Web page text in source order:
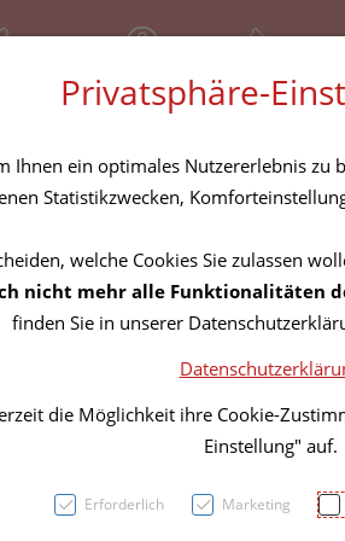
Geschlossen Über uns
Privatsphäre-
Ihnen ein optimales Nutzererlebnis zu
Statistikzwecken,
welche Cookies Sie zulassen
nicht mehr alle Funktionalitäten
finden Sie in unserer
die Möglichkeit ihre Cookie-
Einstellung" auf.
Erforderlich Marketing